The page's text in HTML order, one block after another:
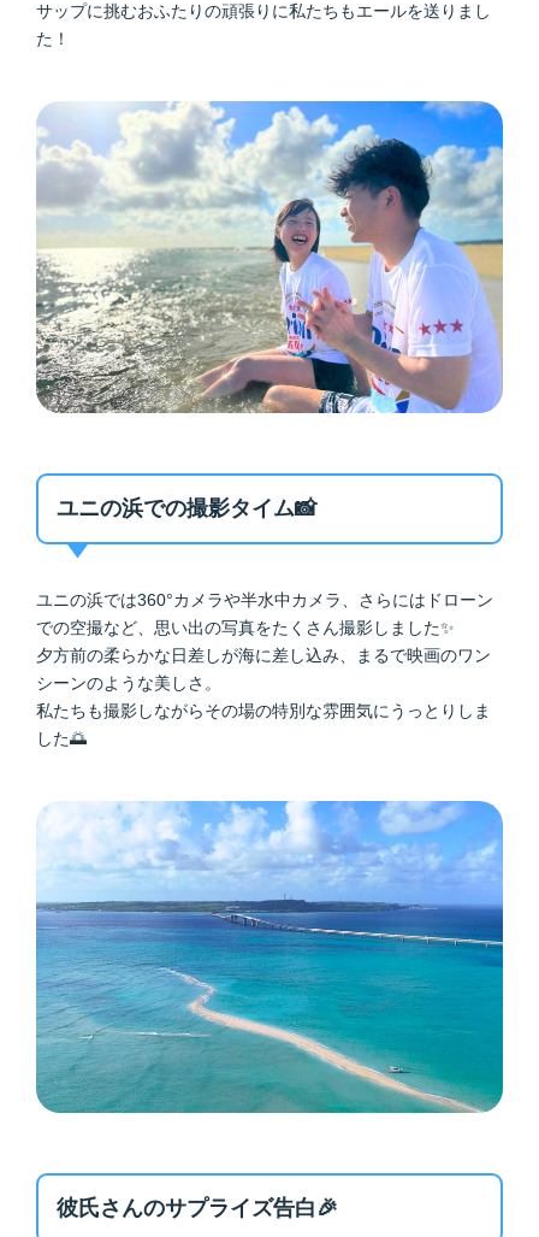
サップに挑むおふたりの頑張りに私たちもエールを送りまし
た！
ユニの浜での撮影タイム📸
ユニの浜では360°カメラや半水中カメラ、さらにはドローン
での空撮など、思い出の写真をたくさん撮影しました✨
夕方前の柔らかな日差しが海に差し込み、まるで映画のワン
シーンのような美しさ。
私たちも撮影しながらその場の特別な雰囲気にうっとりしま
した🌅
彼氏さんのサプライズ告白🎉